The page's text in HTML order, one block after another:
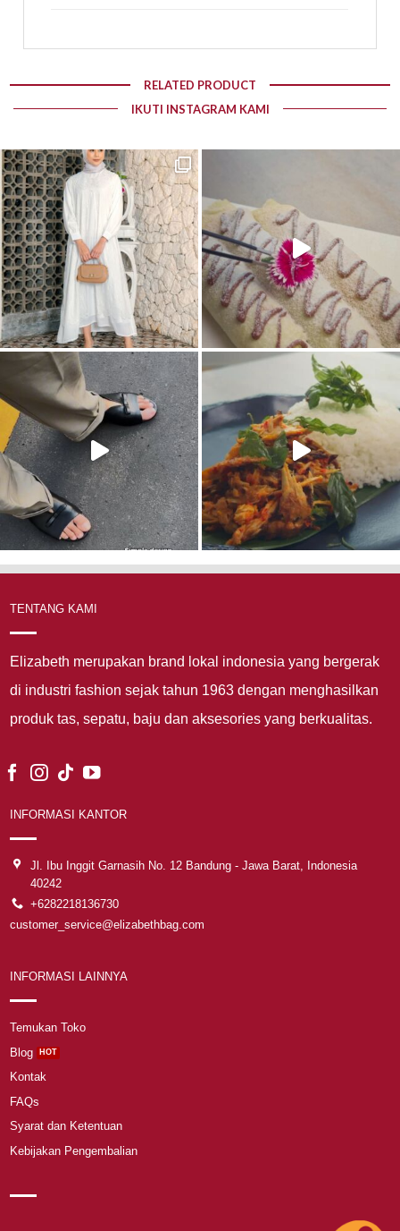
RELATED PRODUCT
IKUTI INSTAGRAM KAMI
TENTANG KAMI
Elizabeth merupakan brand lokal indonesia yang bergerak
di industri fashion sejak tahun 1963 dengan menghasilkan
produk tas, sepatu, baju dan aksesories yang berkualitas.
INFORMASI KANTOR
Jl. Ibu Inggit Garnasih No. 12 Bandung - Jawa Barat, Indonesia
40242
+6282218136730
customer_service@elizabethbag.com
INFORMASI LAINNYA
Temukan Toko
Blog
Kontak
FAQs
Syarat dan Ketentuan
Kebijakan Pengembalian